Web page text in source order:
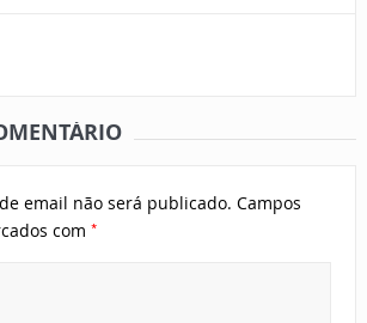
email não será publicado. Campos
com *